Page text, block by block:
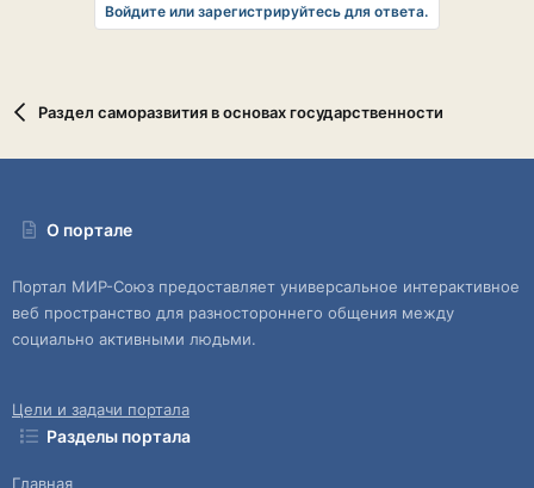
Войдите или зарегистрируйтесь для ответа.
Раздел саморазвития в основах государственности
О портале
Портал МИР-Союз предоставляет универсальное интерактивное
веб пространство для разностороннего общения между
социально активными людьми.
Цели и задачи портала
Разделы портала
Главная